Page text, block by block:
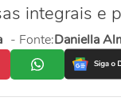
integrais e
- Fonte:Daniella